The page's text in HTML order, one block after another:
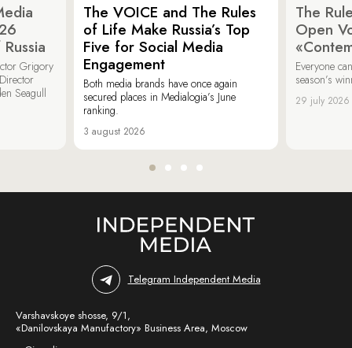
Grigory
Seagull
The VOICE and The Rules
of Life Make Russia’s Top
Five for Social Media
Engagement
Both media brands have once again
secured places in Medialogia’s June
ranking.
3 august 2026
The
Open
Everyone
season’s
29 july 2026
Telegram Independent Media
Varshavskoye shosse, 9/1,
«Danilovskaya Manufactory» Business Area, Moscow